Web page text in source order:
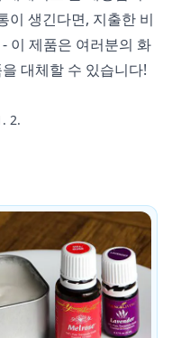
이 생긴다면, 지출한 비
이 제품은 여러분의 화
대체할 수 있습니다!
2.